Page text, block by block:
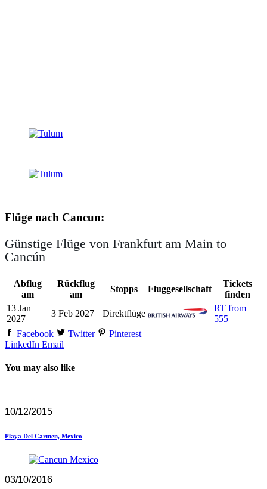
Flüge nach Cancun:
Günstige Flüge von Frankfurt am Main to
Cancún
Abflug
am
Rückflug
am
Stopps Fluggesellschaft
Tickets
finden
13 Jan
2027
3 Feb 2027 Direktflüge
RT from
555
Facebook
Twitter
Pinterest
LinkedIn Email
You may also like
10/12/2015
Playa Del Carmen, Mexico
03/10/2016